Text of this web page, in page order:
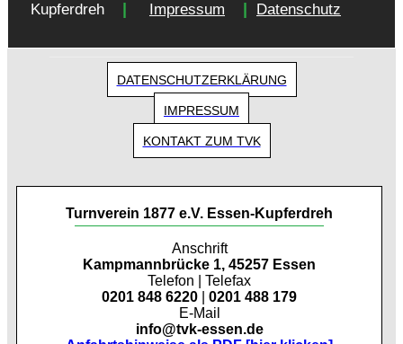
Kupferdreh
Impressum Datenschutz
DATENSCHUTZERKLÄRUNG
IMPRESSUM
KONTAKT ZUM TVK
Turnverein 1877 e.V. Essen-Kupferdreh
Anschrift
Kampmannbrücke 1, 45257 Essen
Telefon | Telefax
0201 848 6220
0201 488 179
E-Mail
info@tvk-essen.de